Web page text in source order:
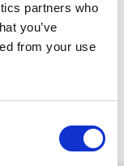
partners who
you’ve
from your use
della zucca
tuffare voi e i
della